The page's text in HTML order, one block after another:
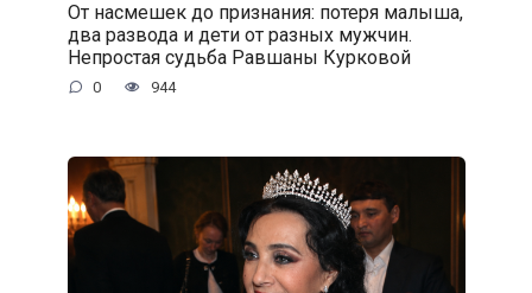
От насмешек до признания: потеря малыша,
два развода и дети от разных мужчин.
Непростая судьба Равшаны Курковой
0 944